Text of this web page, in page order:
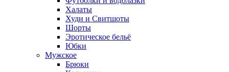
Халаты
Худи и Свитшоты
Шорты
Эротическое бельё
Юбки
Мужское
Брюки